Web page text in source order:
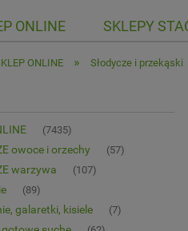
ONLINE SKLEPY
ONLINE » Słodycze i przekąski
(7435)
owoce i orzechy (57)
warzywa (107)
(89)
galaretki, kisiele (7)